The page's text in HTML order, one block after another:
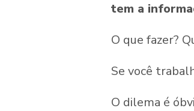
tem a
O que fazer?
Se você
O dilema é